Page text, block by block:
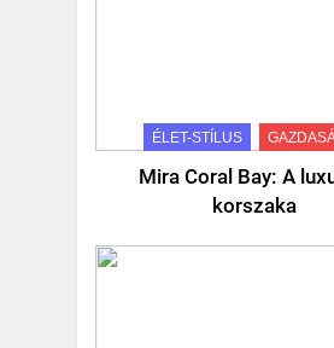
ÉLET-STÍLUS
Mira Coral Bay: A
korszaka